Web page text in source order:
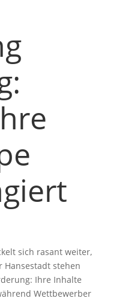
sich rasant weiter,
stehen
Ihre Inhalte
Wettbewerber